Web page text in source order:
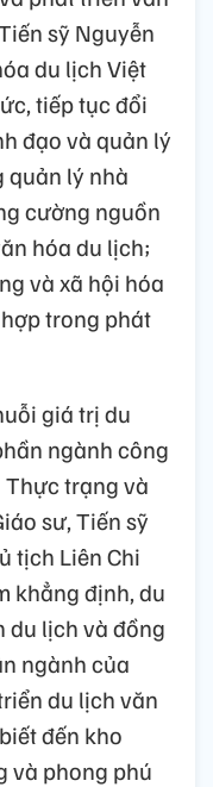
sỹ Nguyễn
du lịch Việt
tiếp tục đổi
đạo và quản lý
quản lý nhà
cường nguồn
hóa du lịch;
và xã hội hóa
trong phát
giá trị du
ngành công
Thực trạng và
sư, Tiến sỹ
tịch Liên Chi
khẳng định, du
du lịch và đồng
ngành của
du lịch văn
đến kho
và phong phú